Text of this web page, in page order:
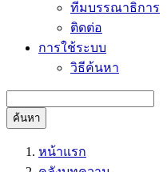
ทีมบรรณาธิการ
ติดต่อ
การใช้ระบบ
วิธีค้นหา
ค้นหา
หน้าแรก